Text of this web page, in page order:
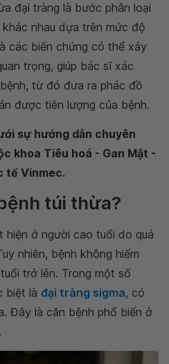
đại tràng là bước phân loại
nhau dựa trên mức độ
các biến chứng có thể xảy
trọng, giúp bác sĩ xác
từ đó đưa ra phác đồ
được tiên lượng của bệnh.
sự hướng dẫn chuyên
khoa Tiêu hoá - Gan Mật -
tế Vinmec.
túi thừa?
hiện ở người cao tuổi do quá
nhiên, bệnh không hiếm
trở lên. Trong một số
biệt là đại tràng sigma, có
Đây là căn bệnh phổ biến ở